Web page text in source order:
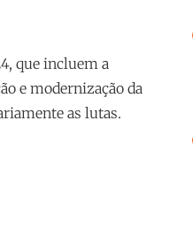
que incluem a
e modernização da
as lutas.